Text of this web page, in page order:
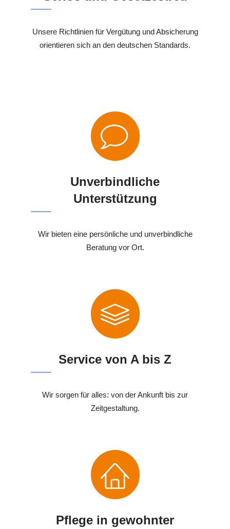
Unsere Richtlinien für Vergütung und Absicherung
orientieren sich an den deutschen Standards.
Unverbindliche
Unterstützung
Wir bieten eine persönliche und unverbindliche
Beratung vor Ort.
Service von A bis Z
Wir sorgen für alles: von der Ankunft bis zur
Zeitgestaltung.
Pflege in gewohnter